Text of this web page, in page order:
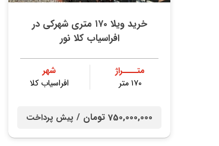
خرید ویلا ۱۷۰ متری شهرکی در
افراسیاب کلا نور
متــــراژ
۱۷۰ متر
شهر
افراسیاب کلا
750,000,000 تومان / پیش پرداخت